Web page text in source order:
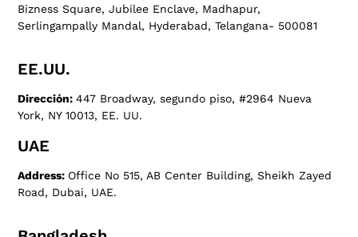
Bizness Square, Jubilee Enclave, Madhapur,
Serlingampally Mandal, Hyderabad, Telangana- 500081
EE.UU.
Dirección:447 Broadway, segundo piso, #2964 Nueva
York, NY 10013, EE. UU.
UAE
Address: Office No 515, AB Center Building, Sheikh Zayed
Road, Dubai, UAE.